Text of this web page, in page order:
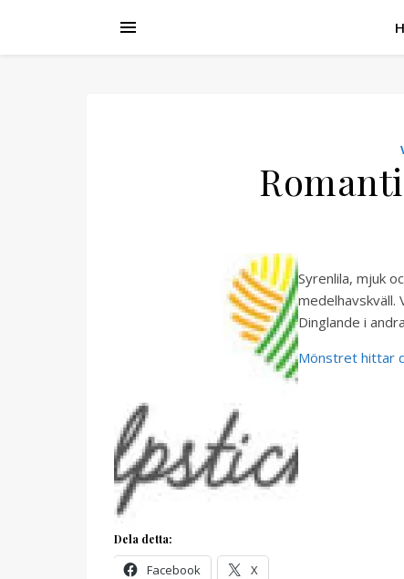
Syrenlila, mjuk
medelhavskväll.
Dinglande i
Mönstret hittar
Dela detta:
Facebook X